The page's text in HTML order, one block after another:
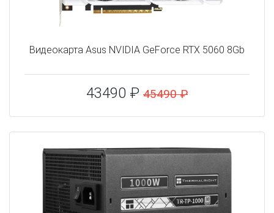
Видеокарта Asus NVIDIA GeForce RTX 5060 8Gb
43490 ₽ 45490 ₽